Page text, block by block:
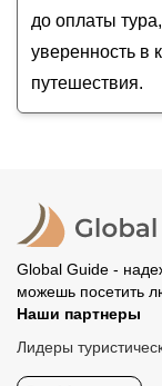
до оплаты
уверенность в
путешествия.
Global Guide -
можешь посетить
Наши партнеры
Лидеры